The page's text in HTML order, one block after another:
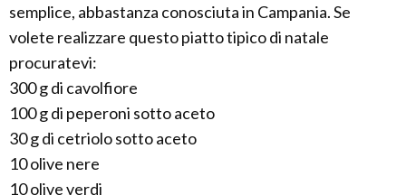
semplice, abbastanza conosciuta in Campania. Se
volete realizzare questo piatto tipico di natale
procuratevi:
300 g di cavolfiore
100 g di peperoni sotto aceto
30 g di cetriolo sotto aceto
10 olive nere
10 olive verdi